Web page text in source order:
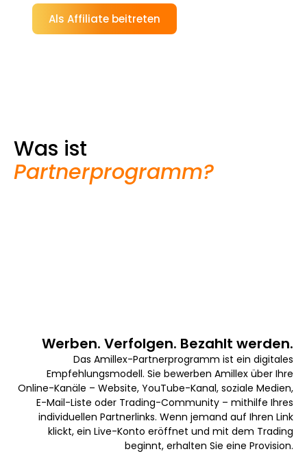
Als Affiliate beitreten
Was ist
Partnerprogramm?
Werben. Verfolgen. Bezahlt werden.
Das Amillex-Partnerprogramm ist ein digitales
Empfehlungsmodell. Sie bewerben Amillex über Ihre
Online-Kanäle – Website, YouTube-Kanal, soziale Medien,
E-Mail-Liste oder Trading-Community – mithilfe Ihres
individuellen Partnerlinks. Wenn jemand auf Ihren Link
klickt, ein Live-Konto eröffnet und mit dem Trading
beginnt, erhalten Sie eine Provision.